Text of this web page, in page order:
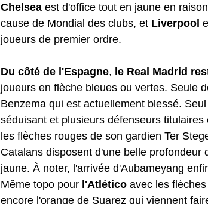
Chelsea est d'office tout en jaune en
cause de Mondial des clubs, et Liverpool
joueurs de premier ordre.
Du côté de l'Espagne, le Real Madrid
joueurs en flèche bleues ou vertes. Seule
Benzema qui est actuellement blessé.
séduisant et plusieurs défenseurs titulaires
les flèches rouges de son gardien Ter
Catalans disposent d'une belle
jaune. À noter, l'arrivée d'Aubameyang
Même topo pour l'Atlético avec les
encore l'orange de Suarez qui viennent